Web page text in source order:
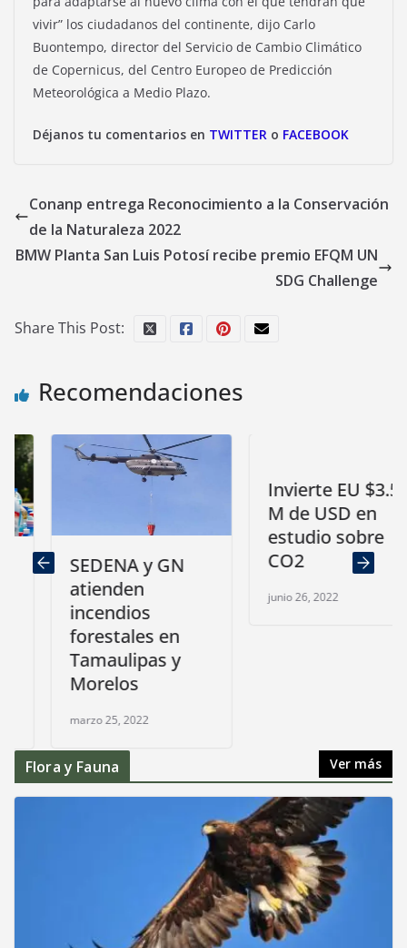
vivir” los ciudadanos del continente, dijo Carlo
Buontempo, director del Servicio de Cambio Climático
de Copernicus, del Centro Europeo de Predicción
Meteorológica a Medio Plazo.
Déjanos tu comentarios en TWITTER o FACEBOOK
Conanp entrega Reconocimiento a la Conservación
de la Naturaleza 2022
BMW Planta San Luis Potosí recibe premio EFQM UN
SDG Challenge
Share This Post:
Recomendaciones
SEDENA y GN
atienden
incendios
forestales en
Tamaulipas y
Morelos
marzo 25, 2022
Invierte EU $3.5
M de USD en
estudio sobre
CO2
junio 26, 2022
Flora y Fauna Ver más